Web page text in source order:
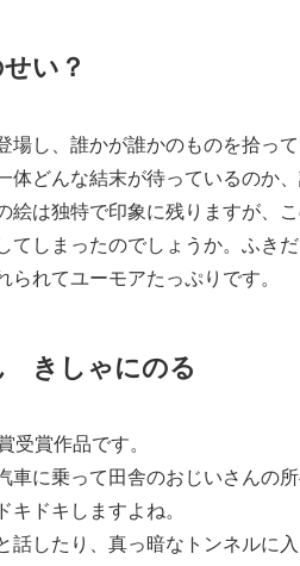
い？
場し、誰かが誰かのものを拾
体どんな結末が待っているのか
絵は独特で印象に残りますが、
てしまったのでしょうか。ふき
られてユーモアたっぷりです。
きしゃにのる
受賞作品です。
車に乗って田舎のおじいさんの
キドキしますよね。
話したり、真っ暗なトンネルに